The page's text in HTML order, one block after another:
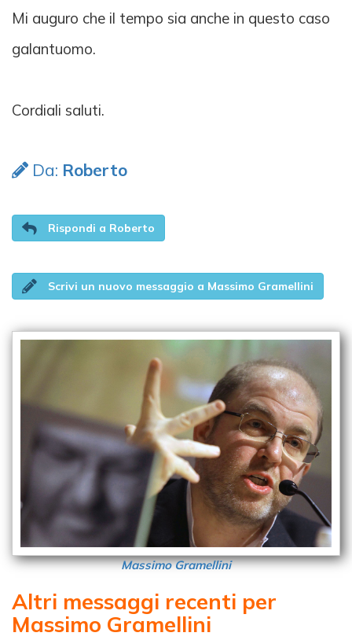
Mi auguro che il tempo sia anche in questo caso
galantuomo.
Cordiali saluti.
Da: Roberto
Rispondi a Roberto
Scrivi un nuovo messaggio a Massimo Gramellini
Massimo Gramellini
Altri messaggi recenti per
Massimo Gramellini